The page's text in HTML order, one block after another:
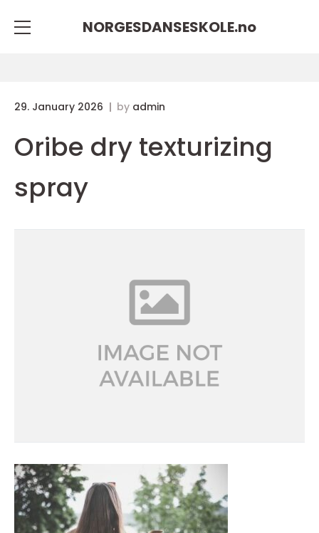
NORGESDANSESKOLE.no
29. January 2026 by admin
Oribe dry texturizing
spray